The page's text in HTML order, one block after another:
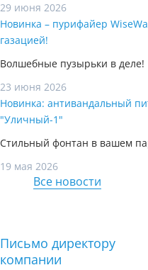
29 июня 2026
Новинка – пурифайер
газацией!
Волшебные пузырьки в деле!
23 июня 2026
Новинка: антивандальный
"Уличный-1"
Стильный фонтан в вашем
19 мая 2026
Все новости
Письмо директору
компании